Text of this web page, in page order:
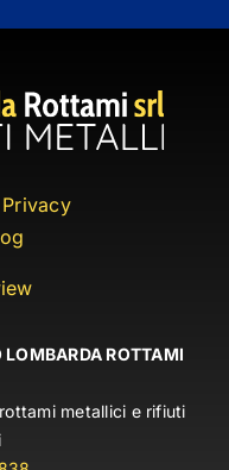
Privacy
LOMBARDA ROTTAMI
metallici e rifiuti